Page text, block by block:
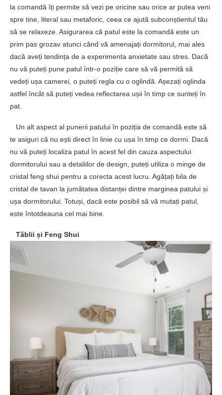
la comandă îți permite să vezi pe oricine sau orice ar putea veni
spre tine, literal sau metaforic, ceea ce ajută subconștientul tău
să se relaxeze. Asigurarea că patul este la comandă este un
prim pas grozav atunci când vă amenajați dormitorul, mai ales
dacă aveți tendința de a experimenta anxietate sau stres. Dacă
nu vă puteți pune patul într-o poziție care să vă permită să
vedeți ușa camerei, o puteți regla cu o oglindă. Așezați oglinda
astfel încât să puteți vedea reflectarea ușii în timp ce sunteți în
pat.
Un alt aspect al punerii patului în poziția de comandă este să
te asiguri că nu ești direct în linie cu ușa în timp ce dormi. Dacă
nu vă puteți localiza patul în acest fel din cauza aspectului
dormitorului sau a detaliilor de design, puteți utiliza o minge de
cristal feng shui pentru a corecta acest lucru. Agățați bila de
cristal de tavan la jumătatea distanței dintre marginea patului și
ușa dormitorului. Totuși, dacă este posibil să vă mutați patul,
este întotdeauna cel mai bine.
Tăblii și Feng Shui